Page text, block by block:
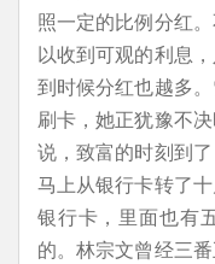
照一定的比例分红
以收到可观的利息
到时候分红也越多
刷卡，她正犹豫不
说，致富的时刻到
马上从银行卡转了
银行卡，里面也有
的。林宗文曾经三